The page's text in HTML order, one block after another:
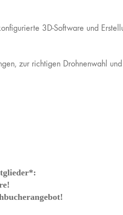
3D-Software und
zur richtigen Drohnenwahl